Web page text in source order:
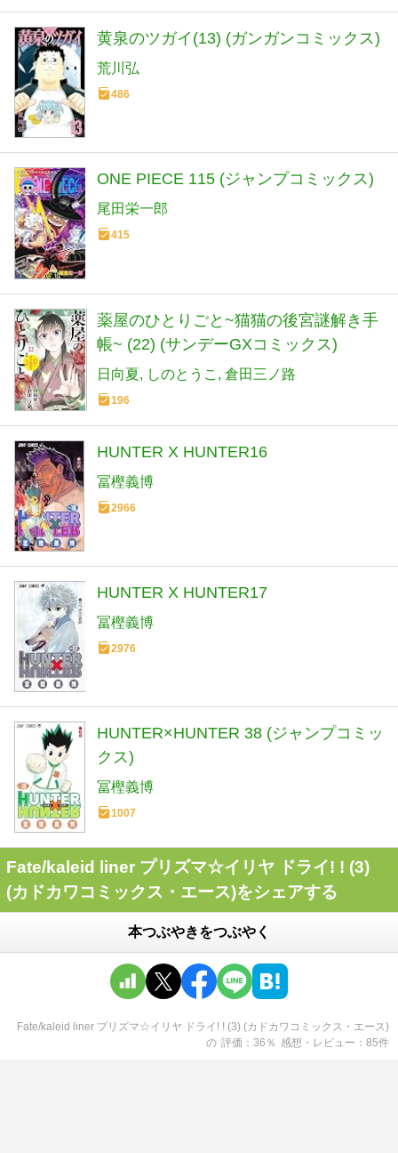
黄泉のツガイ(13) (ガンガンコミックス)
荒川弘
486
ONE PIECE 115 (ジャンプコミックス)
尾田栄一郎
415
薬屋のひとりごと~猫猫の後宮謎解き手
帳~ (22) (サンデーGXコミックス)
日向夏 しのとうこ 倉田三ノ路
196
HUNTER X HUNTER16
冨樫義博
2966
HUNTER X HUNTER17
冨樫義博
2976
HUNTER×HUNTER 38 (ジャンプコミッ
クス)
冨樫義博
1007
Fate/kaleid liner プリズマ☆イリヤ ドライ! ! (3)
(カドカワコミックス・エース)をシェアする
本つぶやきをつぶやく
Fate/kaleid liner プリズマ☆イリヤ ドライ! ! (3) (カドカワコミックス・エース)
の 評価 36 ％ 感想・レビュー 85件